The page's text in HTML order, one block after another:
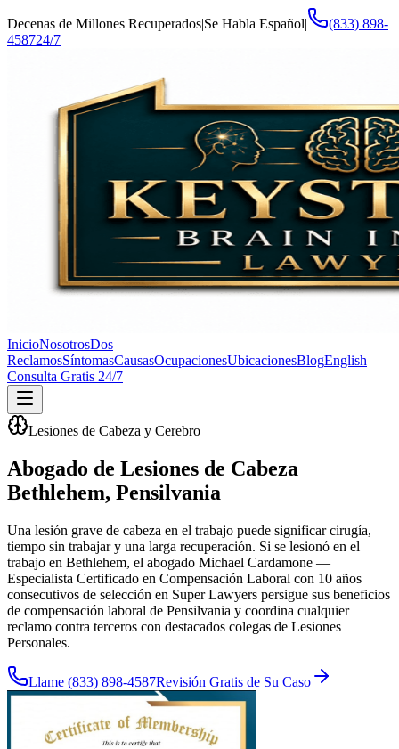
Decenas de Millones Recuperados|Se Habla Español|
(833) 898-
458724/7
InicioNosotrosDos
ReclamosSíntomasCausasOcupacionesUbicacionesBlogEnglish
Consulta Gratis 24/7
Lesiones de Cabeza y Cerebro
Abogado de Lesiones de Cabeza
Bethlehem, Pensilvania
Una lesión grave de cabeza en el trabajo puede significar cirugía,
tiempo sin trabajar y una larga recuperación. Si se lesionó en el
trabajo en Bethlehem, el abogado Michael Cardamone —
Especialista Certificado en Compensación Laboral con 10 años
consecutivos de selección en Super Lawyers persigue sus beneficios
de compensación laboral de Pensilvania y coordina cualquier
reclamo contra terceros con destacados colegas de Lesiones
Personales.
Llame (833) 898-4587Revisión Gratis de Su Caso